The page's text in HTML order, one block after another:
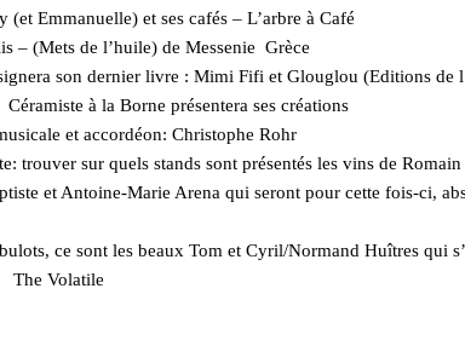
Emmanuelle) et ses cafés – L’arbre à Café
– (Mets de l’huile) de Messenie Grèce
son dernier livre : Mimi Fifi et Glouglou (Editions de
à la Borne présentera ses créations
et accordéon: Christophe Rohr
trouver sur quels stands sont présentés les vins de
et Antoine-Marie Arena qui seront pour cette fois-ci,
ce sont les beaux Tom et Cyril/Normand Huîtres qui
The Volatile